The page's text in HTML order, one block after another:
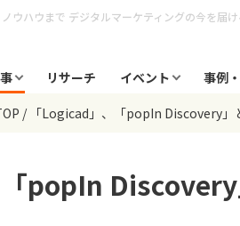
ウハウまで デジタルマーケティングの今を届
リサーチ イベント 事例
「Logicad」、「popIn Discovery」
「popIn